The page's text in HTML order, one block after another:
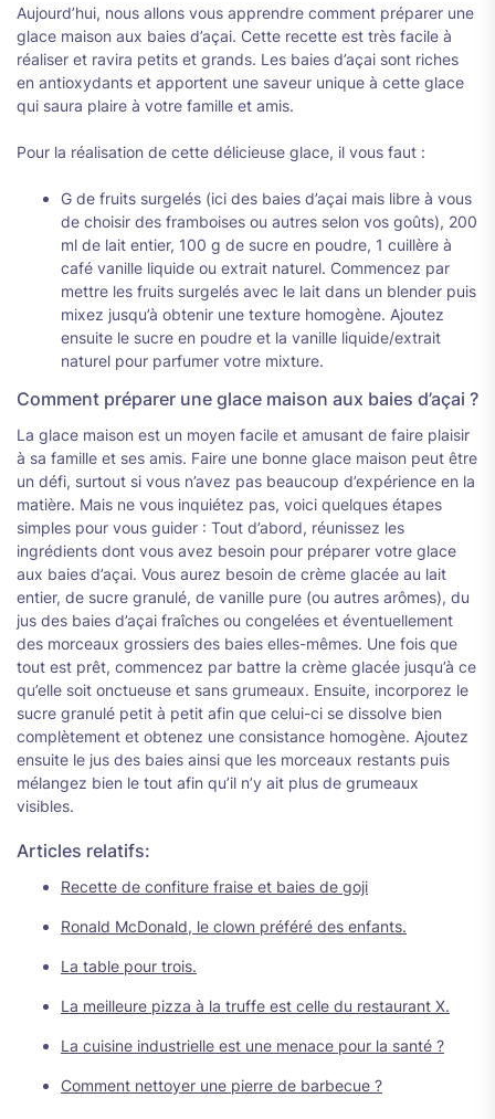
Aujourd’hui, nous allons vous apprendre comment préparer une
glace maison aux baies d’açai. Cette recette est très facile à
réaliser et ravira petits et grands. Les baies d’açai sont riches
en antioxydants et apportent une saveur unique à cette glace
qui saura plaire à votre famille et amis.
Pour la réalisation de cette délicieuse glace, il vous faut :
G de fruits surgelés (ici des baies d’açai mais libre à vous
de choisir des framboises ou autres selon vos goûts), 200
ml de lait entier, 100 g de sucre en poudre, 1 cuillère à
café vanille liquide ou extrait naturel. Commencez par
mettre les fruits surgelés avec le lait dans un blender puis
mixez jusqu’à obtenir une texture homogène. Ajoutez
ensuite le sucre en poudre et la vanille liquide/extrait
naturel pour parfumer votre mixture.
Comment préparer une glace maison aux baies d’açai ?
La glace maison est un moyen facile et amusant de faire plaisir
à sa famille et ses amis. Faire une bonne glace maison peut être
un défi, surtout si vous n’avez pas beaucoup d’expérience en la
matière. Mais ne vous inquiétez pas, voici quelques étapes
simples pour vous guider : Tout d’abord, réunissez les
ingrédients dont vous avez besoin pour préparer votre glace
aux baies d’açai. Vous aurez besoin de crème glacée au lait
entier, de sucre granulé, de vanille pure (ou autres arômes), du
jus des baies d’açai fraîches ou congelées et éventuellement
des morceaux grossiers des baies elles-mêmes. Une fois que
tout est prêt, commencez par battre la crème glacée jusqu’à ce
qu’elle soit onctueuse et sans grumeaux. Ensuite, incorporez le
sucre granulé petit à petit afin que celui-ci se dissolve bien
complètement et obtenez une consistance homogène. Ajoutez
ensuite le jus des baies ainsi que les morceaux restants puis
mélangez bien le tout afin qu’il n’y ait plus de grumeaux
visibles.
Articles relatifs:
Recette de confiture fraise et baies de goji
Ronald McDonald, le clown préféré des enfants.
La table pour trois.
La meilleure pizza à la truffe est celle du restaurant X.
La cuisine industrielle est une menace pour la santé ?
Comment nettoyer une pierre de barbecue ?